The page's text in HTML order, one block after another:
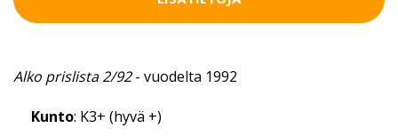
Alko prislista 2/92- vuodelta 1992
Kunto: K3+ (hyvä +)